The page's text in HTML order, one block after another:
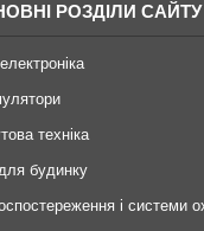
РОЗДІЛИ САЙТУ
техніка
будинку
і системи